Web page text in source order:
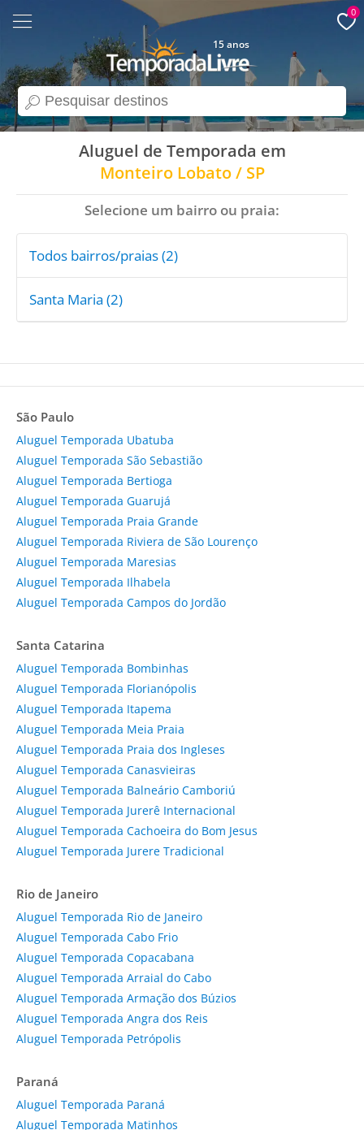
search
15 anos
0
Aluguel de Temporada em
Monteiro Lobato / SP
Selecione um bairro ou praia:
Todos bairros/praias (2)
Santa Maria (2)
São Paulo
Aluguel Temporada Ubatuba
Aluguel Temporada São Sebastião
Aluguel Temporada Bertioga
Aluguel Temporada Guarujá
Aluguel Temporada Praia Grande
Aluguel Temporada Riviera de São Lourenço
Aluguel Temporada Maresias
Aluguel Temporada Ilhabela
Aluguel Temporada Campos do Jordão
Santa Catarina
Aluguel Temporada Bombinhas
Aluguel Temporada Florianópolis
Aluguel Temporada Itapema
Aluguel Temporada Meia Praia
Aluguel Temporada Praia dos Ingleses
Aluguel Temporada Canasvieiras
Aluguel Temporada Balneário Camboriú
Aluguel Temporada Jurerê Internacional
Aluguel Temporada Cachoeira do Bom Jesus
Aluguel Temporada Jurere Tradicional
Rio de Janeiro
Aluguel Temporada Rio de Janeiro
Aluguel Temporada Cabo Frio
Aluguel Temporada Copacabana
Aluguel Temporada Arraial do Cabo
Aluguel Temporada Armação dos Búzios
Aluguel Temporada Angra dos Reis
Aluguel Temporada Petrópolis
Paraná
Aluguel Temporada Paraná
Aluguel Temporada Matinhos